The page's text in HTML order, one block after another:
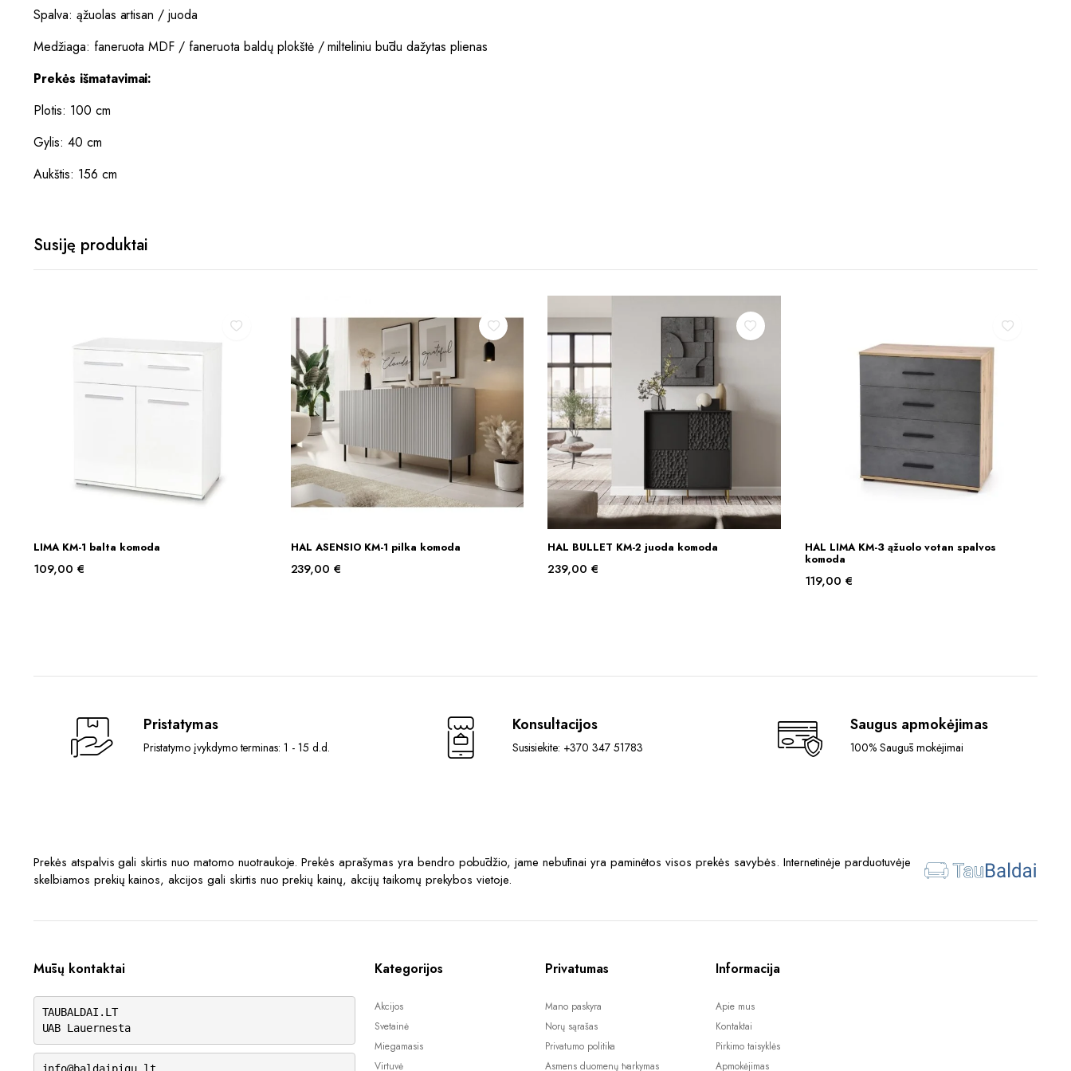
Spalva: ąžuolas artisan / juoda
Medžiaga: faneruota MDF / faneruota baldų plokštė / milteliniu būdu dažytas plienas
Prekės išmatavimai:
Plotis: 100 cm
Gylis: 40 cm
Aukštis: 156 cm
Susiję produktai
Į KREPŠELĮ
LIMA KM-1 balta komoda
109,00 €
Į KREPŠELĮ
HAL ASENSIO KM-1 pilka komoda
239,00€
Į KREPŠELĮ
HAL BULLET KM-2 juoda komoda
239,00 €
Į KREPŠELĮ
HAL LIMA KM-3 ąžuolo votan spalvos
komoda
119,00€
Pristatymas
Pristatymo įvykdymo terminas: 1 - 15 d.d.
Konsultacijos
Susisiekite: +370 347 51783
Saugus apmokėjimas
100% Saugūs mokėjimai
Prekės atspalvis gali skirtis nuo matomo nuotraukoje. Prekės aprašymas yra bendro pobūdžio, jame nebūtinai yra paminėtos visos prekės savybės. Internetinėje parduotuvėje
skelbiamos prekių kainos, akcijos gali skirtis nuo prekių kainų, akcijų taikomų prekybos vietoje.
Mūsų kontaktai
TAUBALDAI.LT
UAB Lauernesta
Kategorijos
Akcijos
Svetainė
Miegamasis
Virtuvė
Privatumas
Mano paskyra
Norų sąrašas
Privatumo politika
Asmens duomenų tvarkymas
Informacija
Apie mus
Kontaktai
Pirkimo taisyklės
Apmokėjimas